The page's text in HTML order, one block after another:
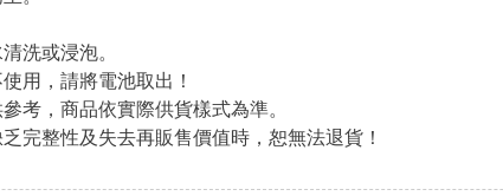
洗或浸泡。
用，請將電池取出！
考，商品依實際供貨樣式為準。
完整性及失去再販售價值時，恕無法退貨！